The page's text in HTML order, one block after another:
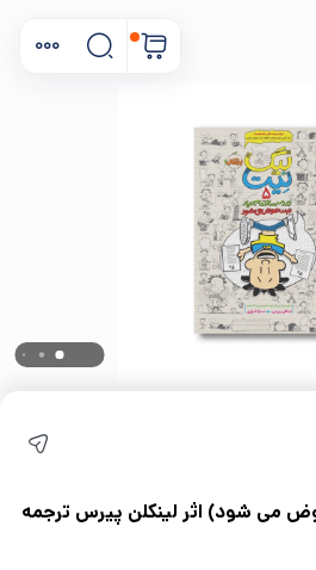
5 (نیت عوض می شود) اثر لینکلن پیرس ترجمه